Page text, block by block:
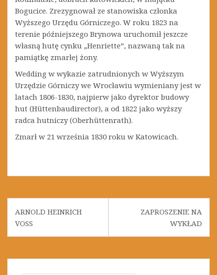
Bogucice. Zrezygnował ze stanowiska członka
Wyższego Urzędu Górniczego. W roku 1823 na
terenie późniejszego Brynowa uruchomił jeszcze
własną hutę cynku „Henriette”, nazwaną tak na
pamiątkę zmarłej żony.
Wedding w wykazie zatrudnionych w Wyższym
Urzędzie Górniczy we Wrocławiu wymieniany jest w
latach 1806-1830, najpierw jako dyrektor budowy
hut (Hüttenbaudirector), a od 1822 jako wyższy
radca hutniczy (Oberhüttenrath).
Zmarł w 21 września 1830 roku w Katowicach.
N
a
i
ARNOLD HEINRICH
VOSS
ZAPROSZENIE NA
WYKŁAD